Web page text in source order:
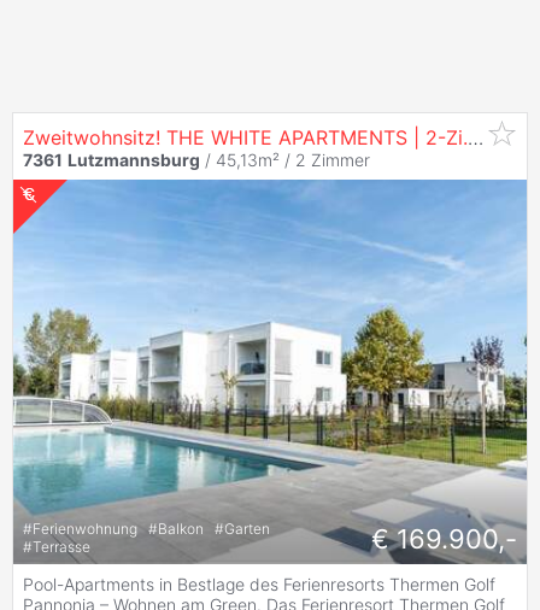
Zweitwohnsitz! THE WHITE APARTMENTS | 2-Zi.
7361 Lutzmannsburg / 45,13m² / 2 Zimmer
#Ferienwohnung #Balkon #Garten
#Terrasse € 169.900,-
Pool-Apartments in Bestlage des Ferienresorts Thermen Golf
Pannonia – Wohnen am Green. Das Ferienresort Thermen Golf